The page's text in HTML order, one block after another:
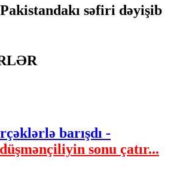
səfiri dəyişib
barışdı -
sonu çatır...